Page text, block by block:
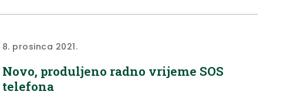
8. prosinca 2021.
Novo, produljeno radno vrijeme SOS
telefona